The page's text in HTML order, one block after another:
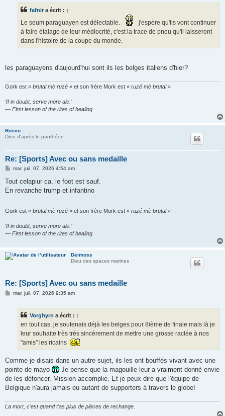
fafnir a écrit : ↑
Le seum paraguayen est délectable.
j'espère qu'ils vont continuer
à faire étalage de leur médiocrité, c'est la trace de pneu qu'il laisseront
dans l'histoire de la coupe du monde.
les paraguayens d'aujourd'hui sont ils les belges italiens d'hier?
Gork est « brutal mè ruzé » et son frère Mork est « ruzé mè brutal »
‘If in doubt, serve more ale.’
— First lesson of the rites of healing
Rosco
Dieu d'après le panthéon
Re: [Sports] Avec ou sans medaille
M
s
a
mar. juil. 07, 2026 4:54 am
Tout celapiur ca, le foot est sauf.
En revanche trump et infantino
Gork est « brutal mè ruzé » et son frère Mork est « ruzé mè brutal »
‘If in doubt, serve more ale.’
— First lesson of the rites of healing
Deimoss
Dieu des spaces marines
Re: [Sports] Avec ou sans medaille
Mmar. juil. 07, 2026 9:35 am
Vorghyrn a écrit : ↑
en tout cas, je soutenais déjà les belges pour 8ième de finale mais là je
leur souhaite très très sincèrement de mettre une grosse raclée à nos
"amis" les ricains
Comme je disais dans un autre sujet, ils les ont bouffés vivant avec une
pointe de mayo
Je pense que la magouille leur a vraiment donné envie
de les défoncer. Mission accomplie. Et je peux dire que l'équipe de
Belgique n'aura jamais eu autant de supporters à travers le globe!
La mort, c'est quand t'as plus de pièces de rechange.